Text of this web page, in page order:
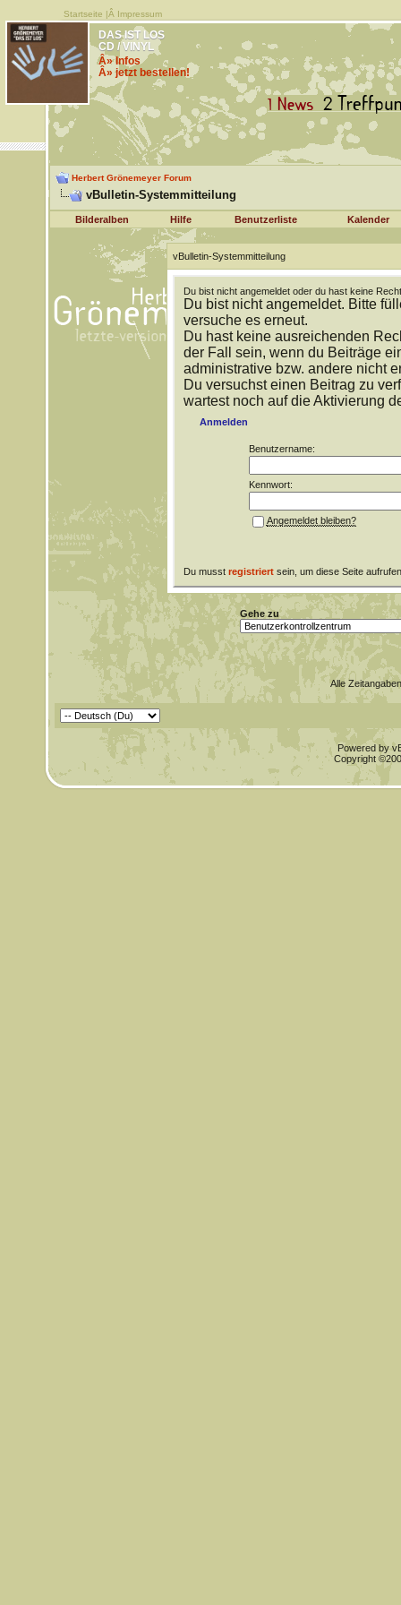
Startseite |Â Impressum
DAS IST LOS
CD / VINYL
Â» Infos
Â» jetzt bestellen!
Herbert Grönemeyer Forum
vBulletin-Systemmitteilung
Bilderalben Hilfe Benutzerliste Kalender
vBulletin-Systemmitteilung
Du bist nicht angemeldet oder du hast keine
Du bist nicht angemeldet. Bitte
versuche es erneut.
Du hast keine ausreichenden
der Fall sein, wenn du Beiträge
administrative bzw. andere nicht
Du versuchst einen Beitrag zu
wartest noch auf die Aktivierung
Anmelden
Benutzername:
Kennwort:
Angemeldet bleiben?
Du musst registriertsein, um diese Seite
Gehe zu
Alle
Powered by
Copyright